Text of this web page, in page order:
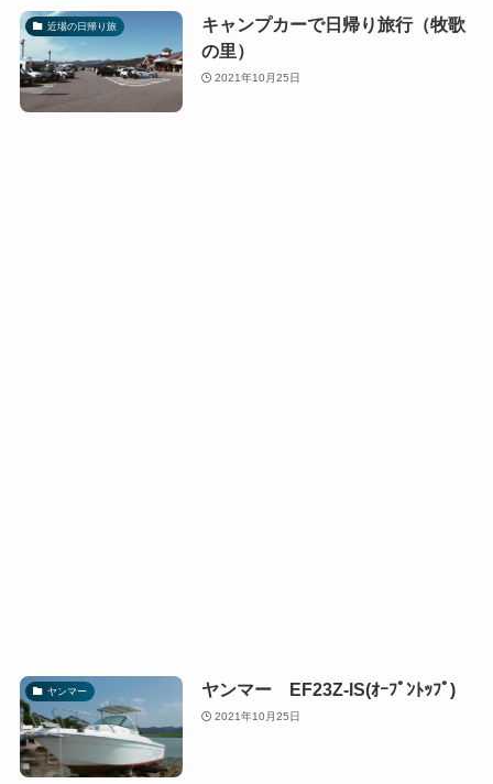
近場の日帰り旅
キャンプカーで日帰り旅行（牧歌
の里）
2021年10月25日
ヤンマー ヤンマー EF23Z-IS(ｵｰﾌﾟﾝﾄｯﾌﾟ)
2021年10月25日